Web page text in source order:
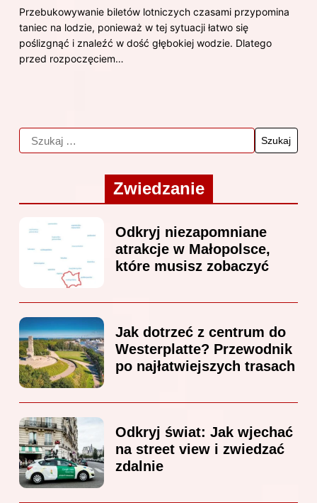
Przebukowywanie biletów lotniczych czasami przypomina
taniec na lodzie, ponieważ w tej sytuacji łatwo się
poślizgnąć i znaleźć w dość głębokiej wodzie. Dlatego
przed rozpoczęciem…
Zwiedzanie
Odkryj niezapomniane
atrakcje w Małopolsce,
które musisz zobaczyć
Jak dotrzeć z centrum do
Westerplatte? Przewodnik
po najłatwiejszych trasach
Odkryj świat: Jak wjechać
na street view i zwiedzać
zdalnie